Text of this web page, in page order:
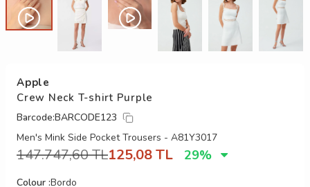
Apple
Crew Neck T-shirt Purple
Barcode:BARCODE123
Men's Mink Side Pocket Trousers - A81Y3017
147.747,60TL125,08TL 29%
Colour :Bordo